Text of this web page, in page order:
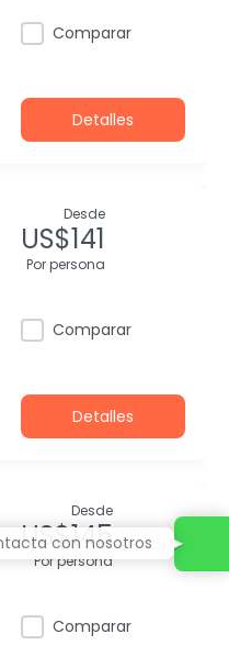
Comparar
Detalles
Desde
US$141
Por persona
Comparar
Detalles
Desde
US$145
Por persona
Comparar
con nosotros